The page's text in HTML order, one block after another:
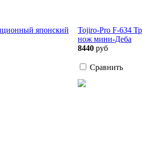
японский
Tojiro-Pro F-634
нож мини-Деба
8440 руб
Сравнить